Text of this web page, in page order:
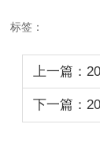
标签：
上一篇：
管理-南昌
下一篇：